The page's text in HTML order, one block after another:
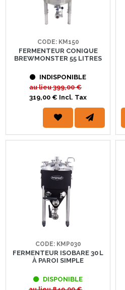
CODE: KM150
FERMENTEUR CONIQUE
BREWMONSTER 55 LITRES
INDISPONIBLE
au lieu399,00 €
319,00 € Incl. Tax
CODE: KMP030
FERMENTEUR ISOBARE 30 L
À PAROI SIMPLE
DISPONIBLE